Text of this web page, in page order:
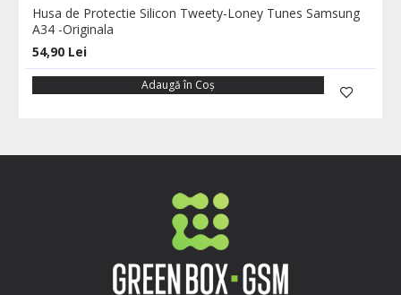
Husa de Protectie Silicon Tweety-Loney Tunes Samsung
A34 -Originala
54,90 Lei
Adaugă în Coş